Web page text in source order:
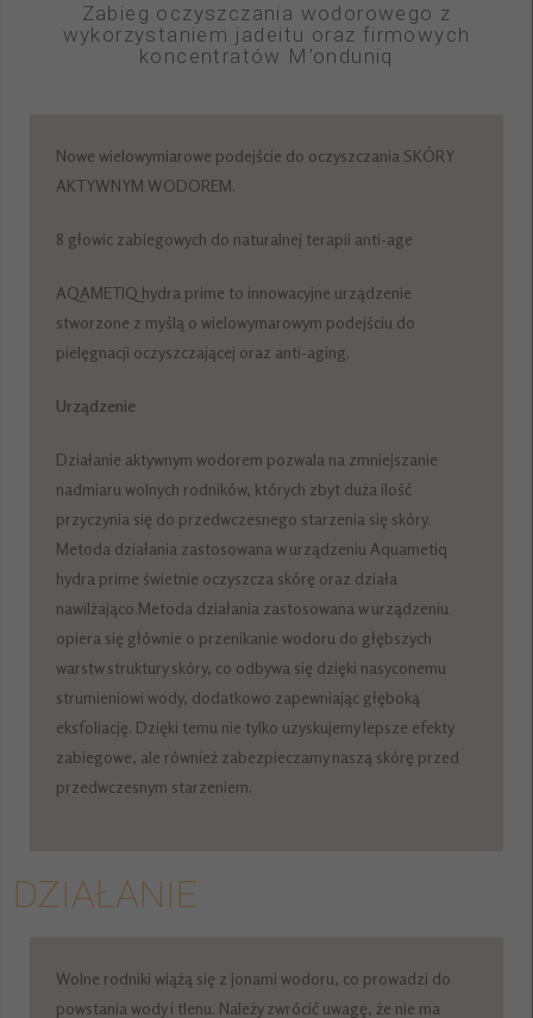
Zabieg oczyszczania wodorowego z
wykorzystaniem jadeitu oraz firmowych
koncentratów M’onduniq
Nowe wielowymiarowe podejście do oczyszczania SKÓRY
AKTYWNYM WODOREM.
8 głowic zabiegowych do naturalnej terapii anti-age
AQAMETIQ hydra prime to innowacyjne urządzenie
stworzone z myślą o wielowymarowym podejściu do
pielęgnacji oczyszczającej oraz anti-aging.
Urządzenie
Działanie aktywnym wodorem pozwala na zmniejszanie
nadmiaru wolnych rodników, których zbyt duża ilość
przyczynia się do przedwczesnego starzenia się skóry.
Metoda działania zastosowana w urządzeniu Aquametiq
hydra prime świetnie oczyszcza skórę oraz działa
nawilżająco.Metoda działania zastosowana w urządzeniu
opiera się głównie o przenikanie wodoru do głębszych
warstw struktury skóry, co odbywa się dzięki nasyconemu
strumieniowi wody, dodatkowo zapewniając głęboką
eksfoliację. Dzięki temu nie tylko uzyskujemy lepsze efekty
zabiegowe, ale również zabezpieczamy naszą skórę przed
przedwczesnym starzeniem.
DZIAŁANIE
Wolne rodniki wiążą się z jonami wodoru, co prowadzi do
powstania wody i tlenu. Należy zwrócić uwagę, że nie ma